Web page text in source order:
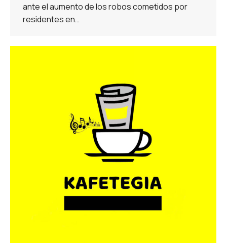
ante el aumento de los robos cometidos por
residentes en…